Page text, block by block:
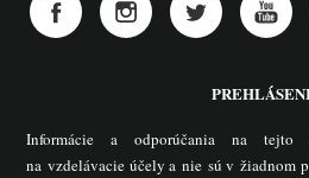
Informácie a odporúčania na tejto
na vzdelávacie účely a nie sú v žiadnom